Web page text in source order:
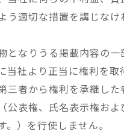
う適切な措置を講じなけ
となりうる掲載内容の一
当社より正当に権利を取
三者から権利を承継した
公表権、氏名表示権およ
。）を行使しません。